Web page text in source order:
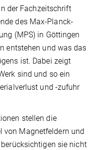
der Fachzeitschrift
des Max-Planck-
(MPS) in Göttingen
entstehen und was das
ist. Dabei zeigt
sind und so ein
und -zufuhr
stellen die
von Magnetfeldern und
sie nicht